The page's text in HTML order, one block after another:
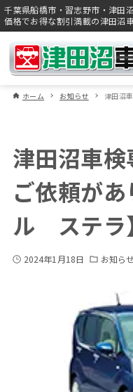
千葉県船橋市・習志野市・津田
価格でお得な割引満載の津田沼
ホーム お知らせ 津田沼
津田沼車
ご依頼が
ル ステラ】
2024年1月18日 お知ら